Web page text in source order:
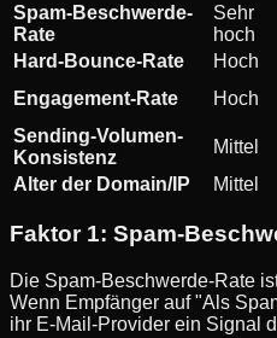
Spam-Beschwerde-
Rate
Sehr
hoch
Hard-Bounce-Rate
Hoch
Engagement-Rate
Hoch
Sending-Volumen-
Konsistenz
Mittel
Alter der Domain/IP
Mittel
Faktor 1: Spam-
Die Spam-Beschwerde-Rate
Wenn Empfänger auf "Als
ihr E-Mail-Provider ein Signal